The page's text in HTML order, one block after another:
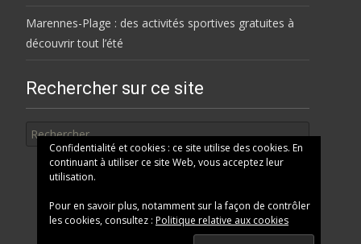
Marennes-Plage : des activités sportives gratuites à
découvrir tout l’été
Rechercher sur ce site
Confidentialité et cookies : ce site utilise des cookies. En
continuant à utiliser ce site Web, vous acceptez leur
utilisation.
Pour en savoir plus, notamment sur la façon de contrôler
les cookies, consultez : Politique relative aux cookies